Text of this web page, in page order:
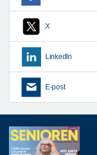
X
LinkedIn
E-post